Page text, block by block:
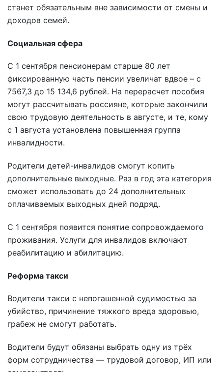
станет обязательным вне зависимости от смены и
доходов семей.
Социальная сфера
С 1 сентября пенсионерам старше 80 лет
фиксированную часть пенсии увеличат вдвое – с
7567,3 до 15 134,6 рублей. На перерасчет пособия
могут рассчитывать россияне, которые закончили
свою трудовую деятельность в августе, и те, кому
с 1 августа установлена повышенная группа
инвалидности.
Родители детей-инвалидов смогут копить
дополнительные выходные. Раз в год эта категория
сможет использовать до 24 дополнительных
оплачиваемых выходных дней подряд.
С 1 сентября появится понятие сопровождаемого
проживания. Услуги для инвалидов включают
реабилитацию и абилитацию.
Реформа такси
Водители такси с непогашенной судимостью за
убийство, причинение тяжкого вреда здоровью,
грабеж не смогут работать.
Водители будут обязаны выбрать одну из трёх
форм сотрудничества — трудовой договор, ИП или